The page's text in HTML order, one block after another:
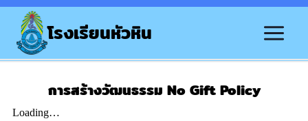
โรงเรียนหัวหิน
การสร้างวัฒนธรรม No Gift Policy